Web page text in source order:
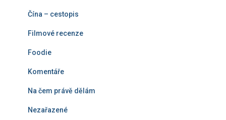
Čína – cestopis
Filmové recenze
Foodie
Komentáře
Na čem právě dělám
Nezařazené